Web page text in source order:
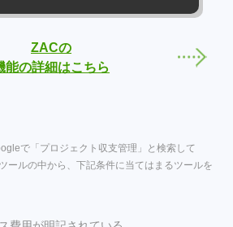
ZACの
能の詳細はこちら
で「プロジェクト収支管理」と検索して
ールの中から、下記条件に当てはまるツールを